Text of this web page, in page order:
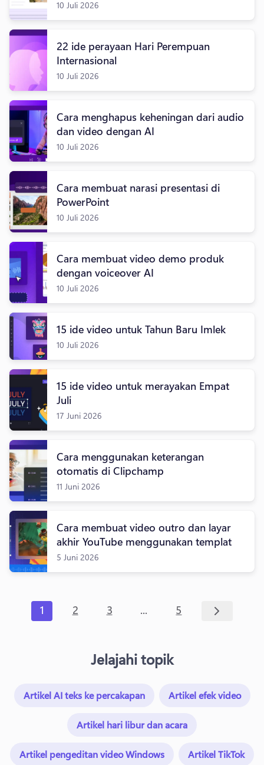
10 Juli 2026
22 ide perayaan Hari Perempuan
Internasional
10 Juli 2026
Cara menghapus keheningan dari audio
dan video dengan AI
10 Juli 2026
Cara membuat narasi presentasi di
PowerPoint
10 Juli 2026
Cara membuat video demo produk
dengan voiceover AI
10 Juli 2026
15 ide video untuk Tahun Baru Imlek
10 Juli 2026
15 ide video untuk merayakan Empat
Juli
17 Juni 2026
Cara menggunakan keterangan
otomatis di Clipchamp
11 Juni 2026
Cara membuat video outro dan layar
akhir YouTube menggunakan templat
5 Juni 2026
1 2 3 ... 5
Jelajahi topik
Artikel AI teks ke percakapan Artikel efek video
Artikel hari libur dan acara
Artikel pengeditan video Windows Artikel TikTok